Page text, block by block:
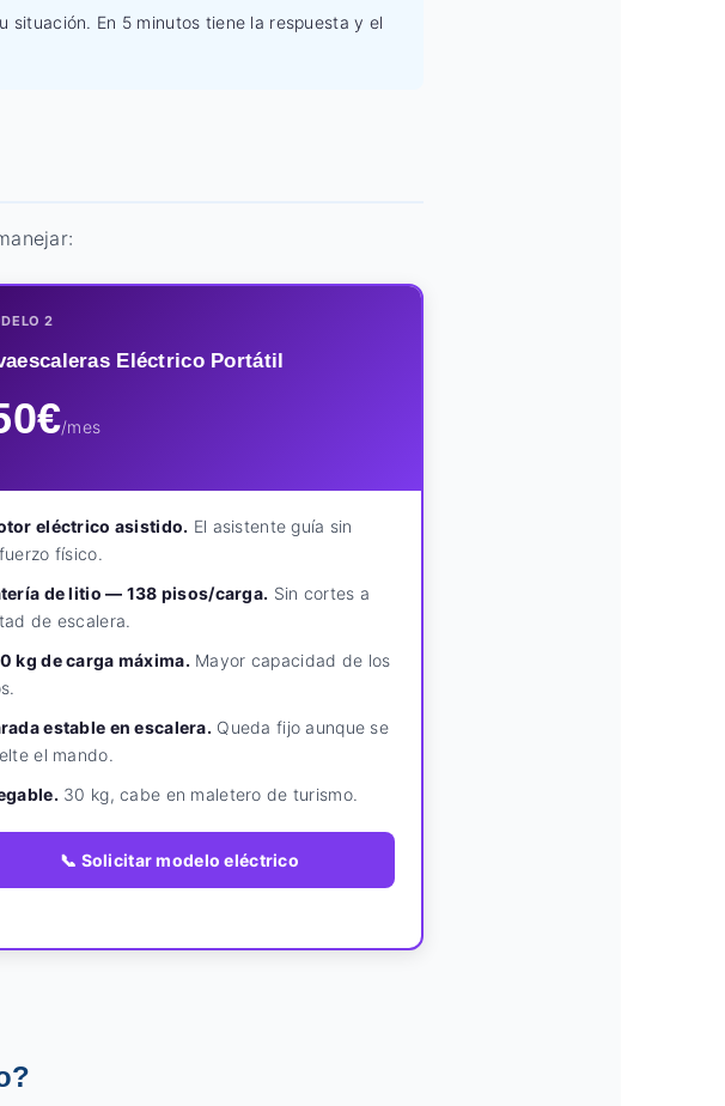
situación. En 5 minutos tiene la respuesta y el
2
Eléctrico Portátil
/mes
eléctrico asistido. El asistente guía sin
físico.
de litio — 138 pisos/carga. Sin cortes a
de escalera.
kg de carga máxima. Mayor capacidad de los
estable en escalera. Queda fijo aunque se
el mando.
30 kg, cabe en maletero de turismo.
📞 Solicitar modelo eléctrico